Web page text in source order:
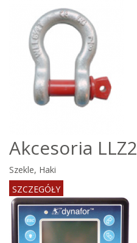
Akcesoria LLZ2
Szekle, Haki
SZCZEGÓŁY